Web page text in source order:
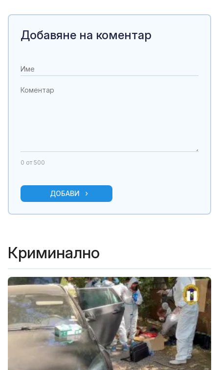
Добавяне на коментар
0 от 500
ДОБАВИ
Криминално